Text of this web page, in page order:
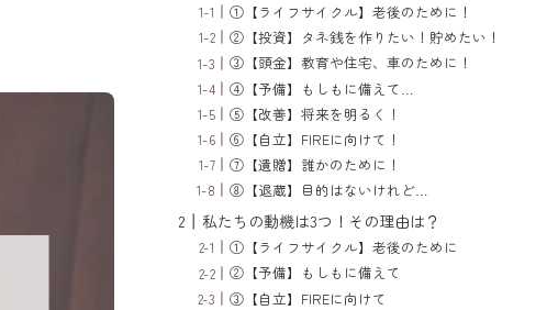
①【ライフサイクル】老後のために！
②【投資】タネ銭を作りたい！貯めたい！
③【頭金】教育や住宅、車のために！
④【予備】もしもに備えて…
⑤【改善】将来を明るく！
⑥【自立】FIREに向けて！
⑦【遺贈】誰かのために！
⑧【退蔵】目的はないけれど…
私たちの動機は3つ！その理由は？
①【ライフサイクル】老後のために
②【予備】もしもに備えて
③【自立】FIREに向けて